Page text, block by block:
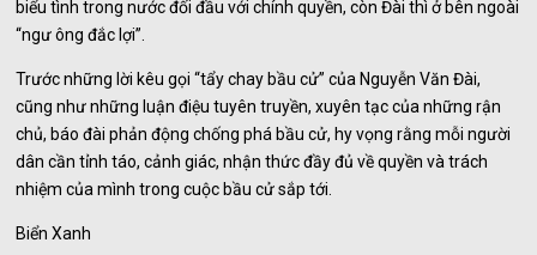
biểu tình trong nước đối đầu với chính quyền, còn Đài thì ở bên ngoài
“ngư ông đắc lợi”.
Trước những lời kêu gọi “tẩy chay bầu cử” của Nguyễn Văn Đài,
cũng như những luận điệu tuyên truyền, xuyên tạc của những rận
chủ, báo đài phản động chống phá bầu cử, hy vọng rằng mỗi người
dân cần tỉnh táo, cảnh giác, nhận thức đầy đủ về quyền và trách
nhiệm của mình trong cuộc bầu cử sắp tới.
Biển Xanh